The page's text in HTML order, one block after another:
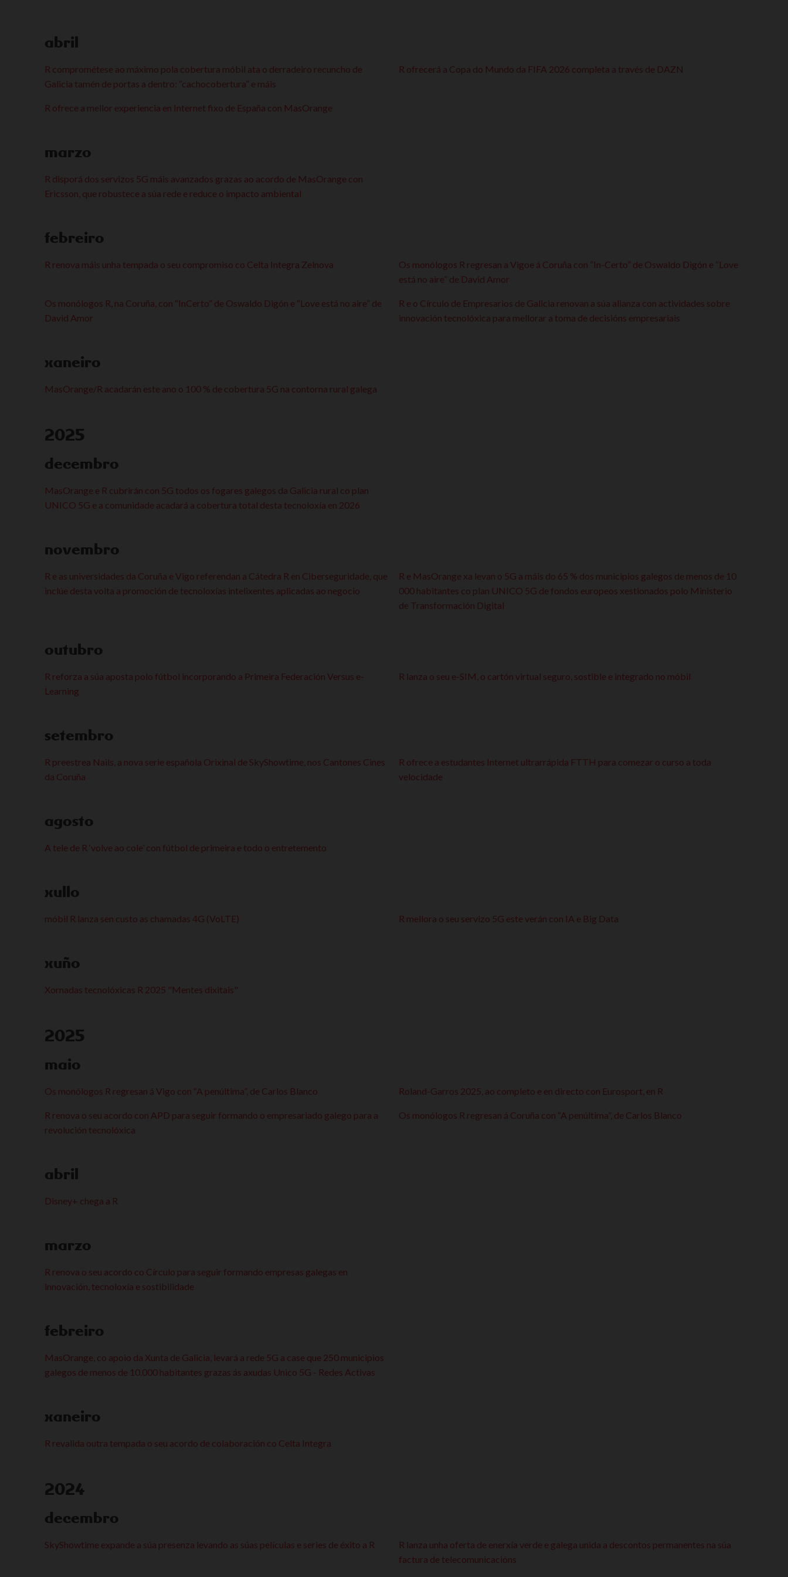
abril
R comprométese ao máximo pola cobertura móbil ata o derradeiro recuncho de
Galicia tamén de portas a dentro: “cachocobertura” e máis
R ofrecerá a Copa do Mundo da FIFA 2026 completa a través de DAZN
R ofrece a mellor experiencia en Internet fixo de España con MasOrange
marzo
R disporá dos servizos 5G máis avanzados grazas ao acordo de MasOrange con
Ericsson, que robustece a súa rede e reduce o impacto ambiental
febreiro
R renova máis unha tempada o seu compromiso co Celta Integra Zelnova
Os monólogos R regresan a Vigoe á Coruña con “In-Certo” de Oswaldo Digón e “Love
está no aire” de David Amor
Os monólogos R, na Coruña, con “InCerto” de Oswaldo Digón e “Love está no aire” de
David Amor
R e o Círculo de Empresarios de Galicia renovan a súa alianza con actividades sobre
innovación tecnolóxica para mellorar a toma de decisións empresariais
xaneiro
MasOrange/R acadarán este ano o 100 % de cobertura 5G na contorna rural galega
2025
decembro
MasOrange e R cubrirán con 5G todos os fogares galegos da Galicia rural co plan
UNICO 5G e a comunidade acadará a cobertura total desta tecnoloxía en 2026
novembro
R e as universidades da Coruña e Vigo referendan a Cátedra R en Ciberseguridade, que
inclúe desta volta a promoción de tecnoloxías intelixentes aplicadas ao negocio
R e MasOrange xa levan o 5G a máis do 65 % dos municipios galegos de menos de 10
000 habitantes co plan UNICO 5G de fondos europeos xestionados polo Ministerio
de Transformación Digital
outubro
R reforza a súa aposta polo fútbol incorporando a Primeira Federación Versus e-
Learning
R lanza o seu e-SIM, o cartón virtual seguro, sostible e integrado no móbil
setembro
R preestrea Nails, a nova serie española Orixinal de SkyShowtime, nos Cantones Cines
da Coruña
R ofrece a estudantes Internet ultrarrápida FTTH para comezar o curso a toda
velocidade
agosto
A tele de R ‘volve ao cole’ con fútbol de primeira e todo o entretemento
xullo
móbil R lanza sen custo as chamadas 4G (VoLTE) R mellora o seu servizo 5G este verán con IA e Big Data
xuño
Xornadas tecnolóxicas R 2025 "Mentes dixitais"
2025
maio
Os monólogos R regresan á Vigo con “A penúltima”, de Carlos Blanco Roland-Garros 2025, ao completo e en directo con Eurosport, en R
R renova o seu acordo con APD para seguir formando o empresariado galego para a
revolución tecnolóxica
Os monólogos R regresan á Coruña con “A penúltima”, de Carlos Blanco
abril
Disney+ chega a R
marzo
R renova o seu acordo co Círculo para seguir formando empresas galegas en
innovación, tecnoloxía e sostibilidade
febreiro
MasOrange, co apoio da Xunta de Galicia, levará a rede 5G a case que 250 municipios
galegos de menos de 10.000 habitantes grazas ás axudas Unico 5G - Redes Activas
xaneiro
R revalida outra tempada o seu acordo de colaboración co Celta Integra
2024
decembro
SkyShowtime expande a súa presenza levando as súas películas e series de éxito a R
R lanza unha oferta de enerxía verde e galega unida a descontos permanentes na súa
factura de telecomunicacións